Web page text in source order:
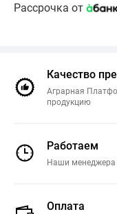
Рассрочка от
Качество
Аграрная
продукцию
Работаем
Наши
Оплата